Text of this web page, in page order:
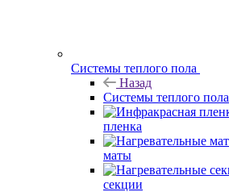
Системы теплого пола
Назад
Системы теплого пола
пленка
маты
секции